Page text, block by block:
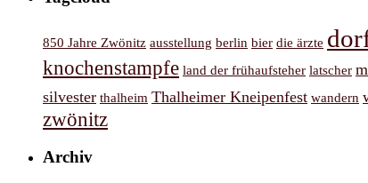
850 Jahre Zwönitz ausstellung berlin bier die ärzte
knochenstampfe land der frühaufsteher latscher
silvester thalheim Thalheimer Kneipenfest wandern
zwönitz
Archiv